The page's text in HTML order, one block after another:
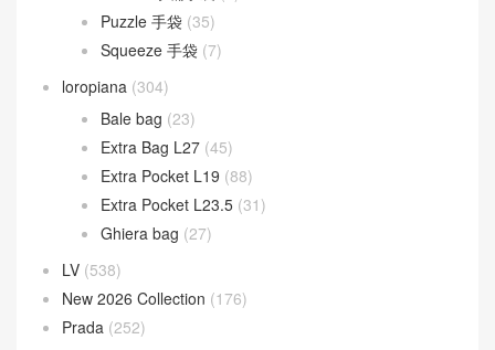
Puzzle 手袋 (35)
Squeeze 手袋 (7)
loropiana (304)
Bale bag (23)
Extra Bag L27 (45)
Extra Pocket L19 (88)
Extra Pocket L23.5 (31)
Ghiera bag (27)
LV (538)
New 2026 Collection (176)
Prada (252)